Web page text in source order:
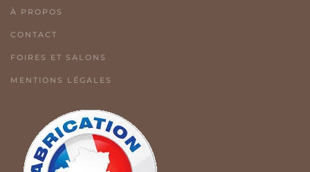
À PROPOS
CONTACT
FOIRES ET SALONS
MENTIONS LÉGALES